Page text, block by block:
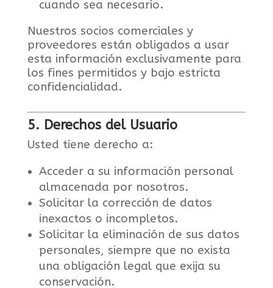
cuando sea necesario.
Nuestros socios comerciales y
proveedores están obligados a usar
esta información exclusivamente para
los fines permitidos y bajo estricta
confidencialidad.
5. Derechos del Usuario
Usted tiene derecho a:
Acceder a su información personal
almacenada por nosotros.
Solicitar la corrección de datos
inexactos o incompletos.
Solicitar la eliminación de sus datos
personales, siempre que no exista
una obligación legal que exija su
conservación.